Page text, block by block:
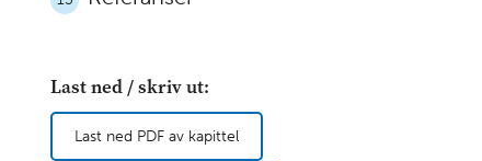
Last ned / skriv ut:
Last ned PDF av kapittel